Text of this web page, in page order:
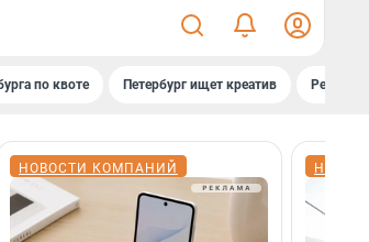
по квоте Петербург ищет креатив
НОВОСТИ КОМПАНИЙ